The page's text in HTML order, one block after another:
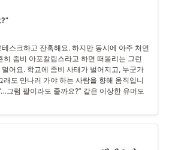
스크하고 잔혹해요. 하지만 동시에 아주 처연
히 좀비 아포칼립스라고 하면 떠올리는 그런
어요. 학교에 좀비 사태가 벌어지고, 누군가
래도 만나러 가야 하는 사람을 향해 움직입니
그럼 팔이라도 줄까요?” 같은 이상한 유머도